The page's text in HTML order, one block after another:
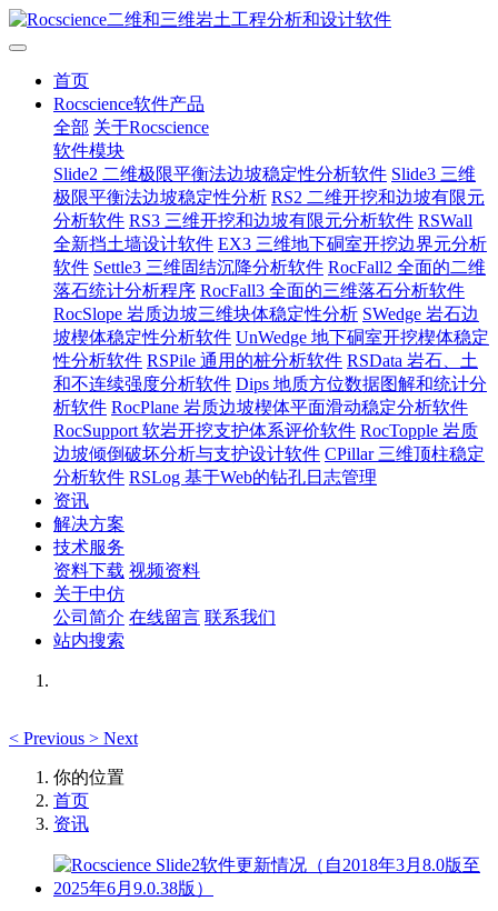
首页
Rocscience软件产品
全部 关于Rocscience
软件模块
Slide2 二维极限平衡法边坡稳定性分析软件 Slide3 三维
极限平衡法边坡稳定性分析 RS2 二维开挖和边坡有限元
分析软件 RS3 三维开挖和边坡有限元分析软件 RSWall
全新挡土墙设计软件 EX3 三维地下硐室开挖边界元分析
软件 Settle3 三维固结沉降分析软件 RocFall2 全面的二维
落石统计分析程序 RocFall3 全面的三维落石分析软件
RocSlope 岩质边坡三维块体稳定性分析 SWedge 岩石边
坡楔体稳定性分析软件 UnWedge 地下硐室开挖楔体稳定
性分析软件 RSPile 通用的桩分析软件 RSData 岩石、土
和不连续强度分析软件 Dips 地质方位数据图解和统计分
析软件 RocPlane 岩质边坡楔体平面滑动稳定分析软件
RocSupport 软岩开挖支护体系评价软件 RocTopple 岩质
边坡倾倒破坏分析与支护设计软件 CPillar 三维顶柱稳定
分析软件 RSLog 基于Web的钻孔日志管理
资讯
解决方案
技术服务
资料下载 视频资料
关于中仿
公司简介 在线留言 联系我们
站内搜索
< Previous > Next
你的位置
首页
资讯